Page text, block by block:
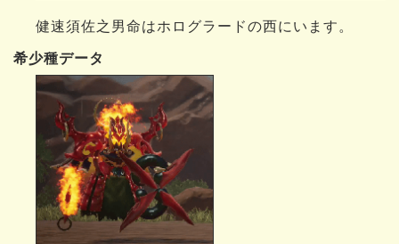
健速須佐之男命はホログラードの西にいます。
希少種データ